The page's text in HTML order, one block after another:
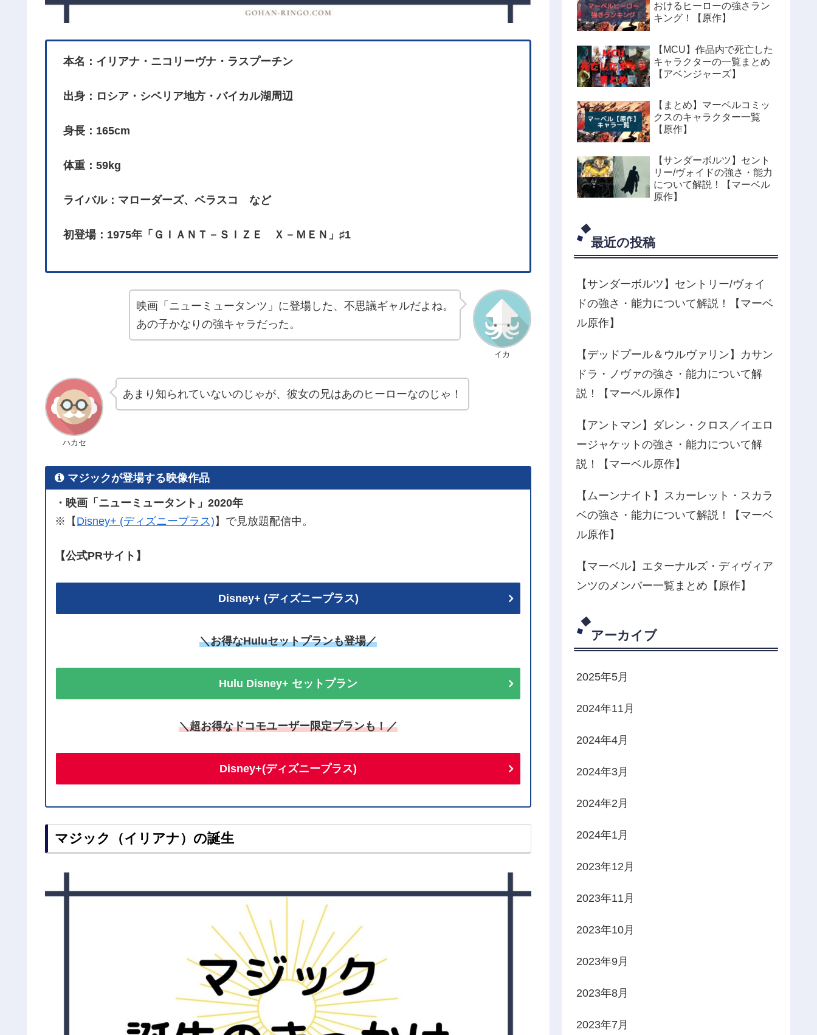
本名：イリアナ・ニコリーヴナ・ラスプーチン
出身：ロシア・シベリア地方・バイカル湖周辺
身長：165cm
体重：59kg
ライバル：マローダーズ、ベラスコ など
初登場：1975年「ＧＩＡＮＴ－ＳＩＺＥ Ｘ－ＭＥＮ」♯1
イカ
映画「ニューミュータンツ」に登場した、不思議ギャルだよね。
あの子かなりの強キャラだった。
ハカセ
あまり知られていないのじゃが、彼女の兄はあのヒーローなのじゃ！
マジックが登場する映像作品
・映画「ニューミュータント」2020年
※【 Disney+ (ディズニープラス) 】で見放題配信中。
【公式PRサイト】
Disney+ (ディズニープラス)
＼お得なHuluセットプランも登場／
Hulu Disney+ セットプラン
＼超お得なドコモユーザー限定プランも！／
Disney+(ディズニープラス)
マジック（イリアナ）の誕生
おけるヒーローの強さラン
キング！【原作】
【MCU】作品内で死亡した
キャラクターの一覧まとめ
【アベンジャーズ】
【まとめ】マーベルコミッ
クスのキャラクター一覧
【原作】
【サンダーボルツ】セント
リー/ヴォイドの強さ・能力
について解説！【マーベル
原作】
最近の投稿
【サンダーボルツ】セントリー/ヴォイ
ドの強さ・能力について解説！【マーベ
ル原作】
【デッドプール＆ウルヴァリン】カサン
ドラ・ノヴァの強さ・能力について解
説！【マーベル原作】
【アントマン】ダレン・クロス／イエロ
ージャケットの強さ・能力について解
説！【マーベル原作】
【ムーンナイト】スカーレット・スカラ
ベの強さ・能力について解説！【マーベ
ル原作】
【マーベル】エターナルズ・ディヴィア
ンツのメンバー一覧まとめ【原作】
アーカイブ
2025年5月
2024年11月
2024年4月
2024年3月
2024年2月
2024年1月
2023年12月
2023年11月
2023年10月
2023年9月
2023年8月
2023年7月